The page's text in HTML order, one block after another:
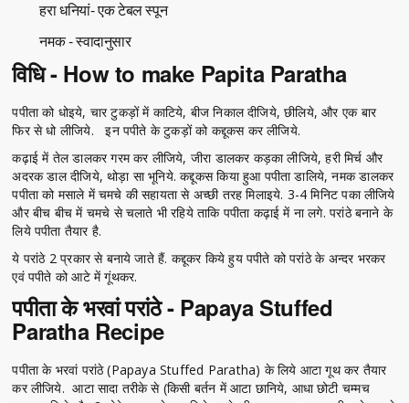
हरा धनियां- एक टेबल स्पून
नमक - स्वादानुसार
विधि - How to make Papita Paratha
पपीता को धोइये, चार टुकड़ों में काटिये, बीज निकाल दीजिये, छीलिये, और एक बार
फिर से धो लीजिये. इन पपीते के टुकड़ों को कद्दूकस कर लीजिये.
कढ़ाई में तेल डालकर गरम कर लीजिये, जीरा डालकर कड़का लीजिये, हरी मिर्च और
अदरक डाल दीजिये, थोड़ा सा भूनिये. कद्दूकस किया हुआ पपीता डालिये, नमक डालकर
पपीता को मसाले में चमचे की सहायता से अच्छी तरह मिलाइये. 3-4 मिनिट पका लीजिये
और बीच बीच में चमचे से चलाते भी रहिये ताकि पपीता कढ़ाई में ना लगे. परांठे बनाने के
लिये पपीता तैयार है.
ये परांठे 2 प्रकार से बनाये जाते हैं. कद्दूकर किये हुय पपीते को परांठे के अन्दर भरकर
एवं पपीते को आटे में गूंथकर.
पपीता के भरवां परांठे - Papaya Stuffed
Paratha Recipe
पपीता के भरवां परांठे (Papaya Stuffed Paratha) के लिये आटा गूथ कर तैयार
कर लीजिये. आटा सादा तरीके से (किसी बर्तन में आटा छानिये, आधा छोटी चम्मच